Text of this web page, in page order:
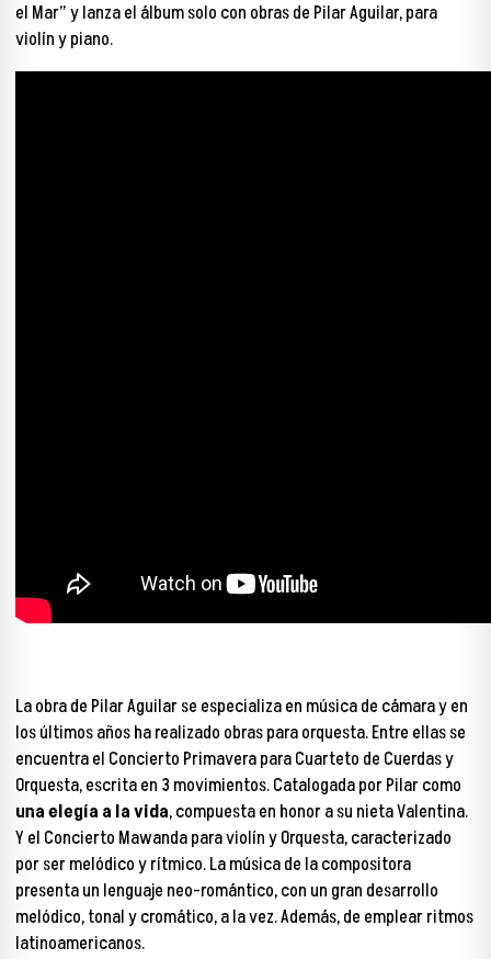
el Mar” y lanza el álbum solo con obras de Pilar Aguilar, para
violín y piano.
La obra de Pilar Aguilar se especializa en música de cámara y en
los últimos años ha realizado obras para orquesta. Entre ellas se
encuentra el Concierto Primavera para Cuarteto de Cuerdas y
Orquesta, escrita en 3 movimientos. Catalogada por Pilar como
una elegía a la vida, compuesta en honor a su nieta Valentina.
Y el Concierto Mawanda para violín y Orquesta, caracterizado
por ser melódico y rítmico. La música de la compositora
presenta un lenguaje neo-romántico, con un gran desarrollo
melódico, tonal y cromático, a la vez. Además, de emplear ritmos
latinoamericanos.